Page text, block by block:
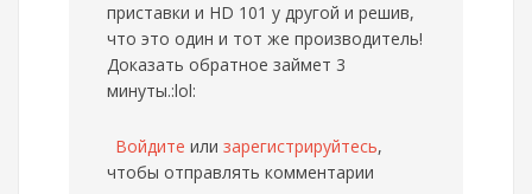
приставки и HD 101 у другой и решив,
что это один и тот же производитель!
Доказать обратное займет 3
минуты.:lol:
Войдите или зарегистрируйтесь,
чтобы отправлять комментарии